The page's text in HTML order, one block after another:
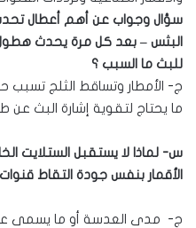
سؤال وجواب عن أهم أعطال
البثس – بعد كل مرة يحدث هطول
للبث ما السبب ؟
ج- الأمطار وتساقط الثلج تسبب
ما يحتاج لتقوية إشارة البث
س- لماذا لا يستقبل الستلايت
الأقمار بنفس جودة التقاط
ج- مدى العدسة أو ما يسمى